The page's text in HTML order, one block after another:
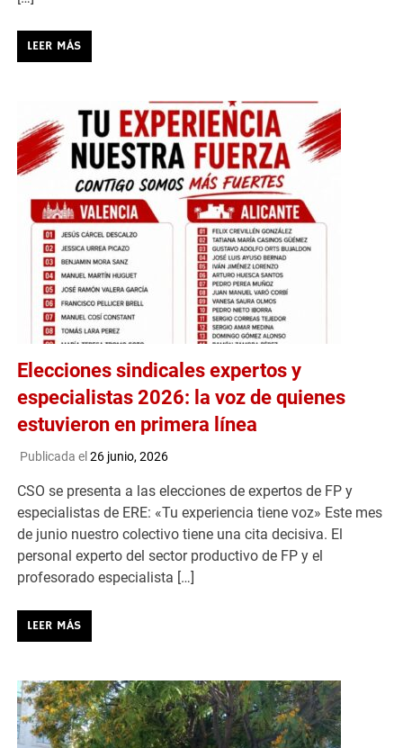
LEER MÁS
Elecciones sindicales expertos y
especialistas 2026: la voz de quienes
estuvieron en primera línea
Publicada el 26 junio, 2026
CSO se presenta a las elecciones de expertos de FP y
especialistas de ERE: «Tu experiencia tiene voz» Este mes
de junio nuestro colectivo tiene una cita decisiva. El
personal experto del sector productivo de FP y el
profesorado especialista […]
LEER MÁS